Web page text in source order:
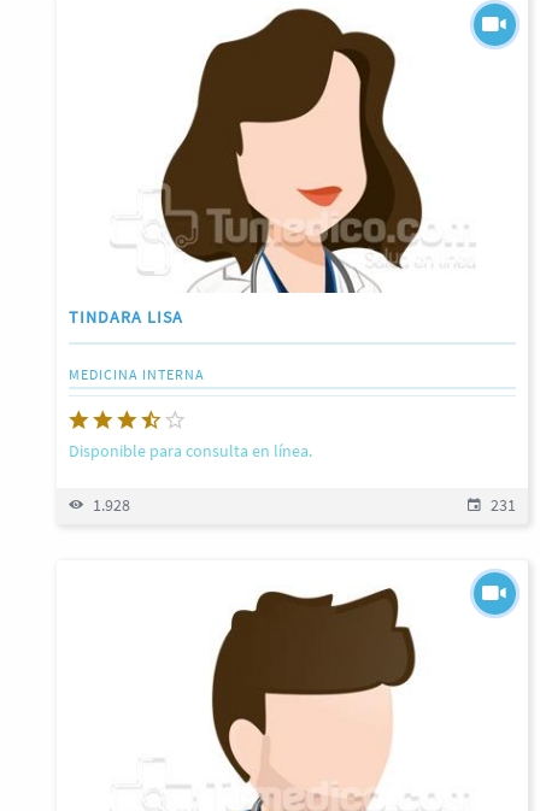
TINDARA LISA
MEDICINA INTERNA
Disponible para consulta en línea.
1.928 231